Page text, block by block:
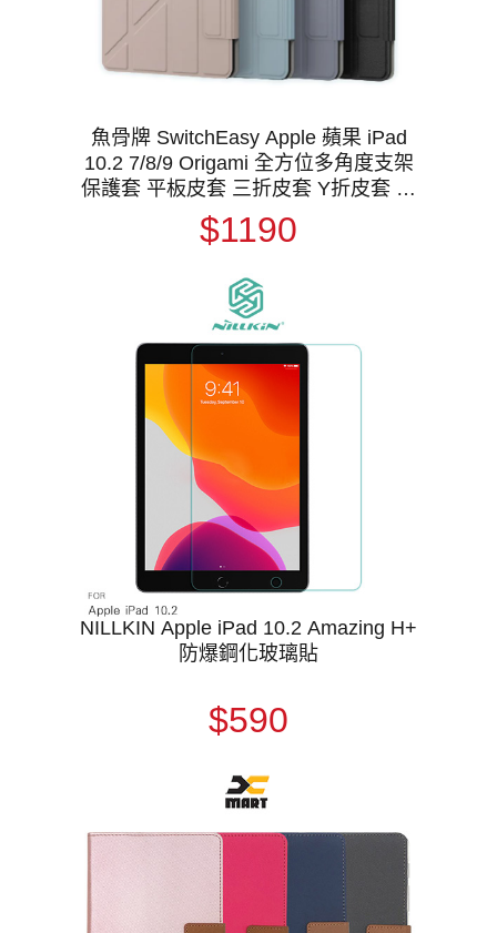
魚骨牌 SwitchEasy Apple 蘋果 iPad
10.2 7/8/9 Origami 全方位多角度支架
保護套 平板皮套 三折皮套 Y折皮套 翻
蓋皮套 側翻皮套 預留筆槽 支援休眠喚
醒
$1190
NILLKIN Apple iPad 10.2 Amazing H+
防爆鋼化玻璃貼
$590